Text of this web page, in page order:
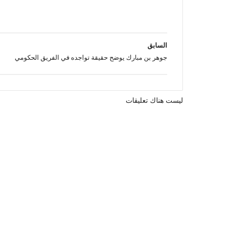
السابق
جوهر بن مبارك يوضح حقيقة تواجده في الفريق الحكومي
ليست هناك تعليقات